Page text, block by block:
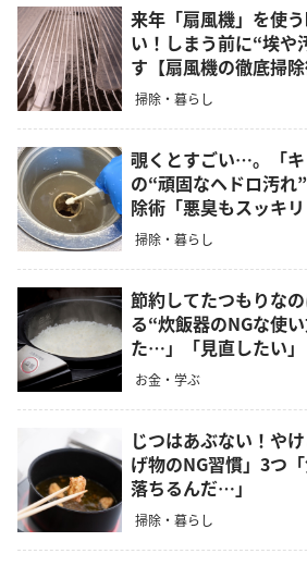
来年「扇風機」を使
い！しまう前に“埃や
す【扇風機の徹底掃除
掃除・暮らし
覗くとすごい…。「キ
の“頑固なヘドロ汚れ
除術「悪臭もスッキリ
掃除・暮らし
節約してたつもりな
る“炊飯器のNGな使
た…」「見直したい」
お金・学ぶ
じつはあぶない！や
げ物のNG習慣」3つ
落ちるんだ…」
掃除・暮らし